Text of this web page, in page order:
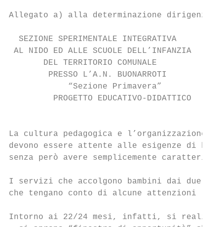
Allegato a) alla determinazione
  SEZIONE SPERIMENTALE INTEGRATIVA
AL NIDO ED ALLE SCUOLE DELL’INFANZIA
       DEL TERRITORIO COMUNALE
        PRESSO L’A.N. BUONARROTI
            “Sezione Primavera”
         PROGETTO EDUCATIVO-DIDATTICO
La cultura pedagogica e
devono essere attente alle esigenze di
senza però avere semplicemente
I servizi che accolgono bambini dai due
che tengano conto di alcune attenzioni
Intorno ai 22/24 mesi, infatti, si